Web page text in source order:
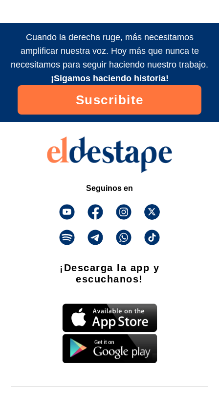
Cuando la derecha ruge, más necesitamos
amplificar nuestra voz. Hoy más que nunca te
necesitamos para seguir haciendo nuestro trabajo.
¡Sigamos haciendo historia!
Suscribite
Seguinos en
¡Descarga la app y
escuchanos!